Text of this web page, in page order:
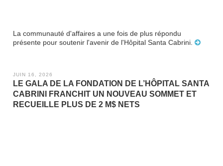
La communauté d'affaires a une fois de plus répondu
présente pour soutenir l'avenir de l'Hôpital Santa Cabrini.
JUIN 16, 2026
LE GALA DE LA FONDATION DE L’HÔPITAL SANTA
CABRINI FRANCHIT UN NOUVEAU SOMMET ET
RECUEILLE PLUS DE 2 M$ NETS